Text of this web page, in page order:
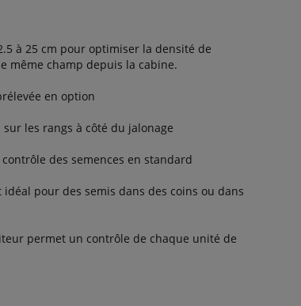
à 25 cm pour optimiser la densité de
même champ depuis la cabine.
en option
les rangs à côté du jalonage
des semences en standard
pour des semis dans des coins ou dans
permet un contrôle de chaque unité de